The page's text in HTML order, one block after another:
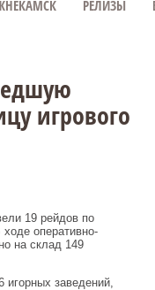
РЕЛИЗЫ
игрового
19 рейдов по
оперативно-
на склад 149
заведений,